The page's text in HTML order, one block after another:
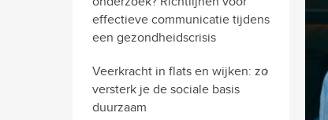
effectieve communicatie tijdens
een gezondheidscrisis
Veerkracht in flats en wijken: zo
versterk je de sociale basis
duurzaam